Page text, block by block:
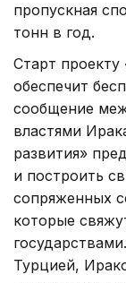
пропускная
тонн в год.
Старт
обеспечит
сообщение
властями
развития»
и построить
сопряженных
которые
Турцией,